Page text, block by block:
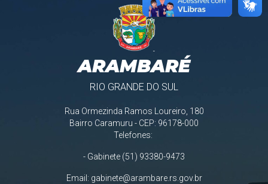
ARAMBARÉ
RIO GRANDE DO SUL
Rua Ormezinda Ramos Loureiro, 180
Bairro Caramuru - CEP: 96178-000
Telefones:
- Gabinete (51) 93380-9473
Email: gabinete@arambare.rs.gov.br